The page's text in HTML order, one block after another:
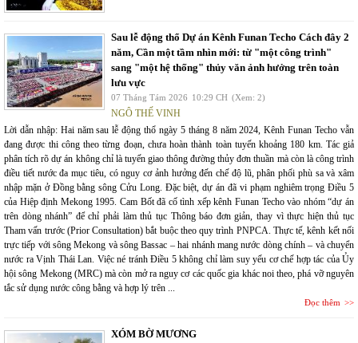
Sau lễ động thổ Dự án Kênh Funan Techo Cách đây 2
năm, Cần một tầm nhìn mới: từ "một công trình"
sang "một hệ thống" thủy văn ảnh hưởng trên toàn
lưu vực
07 Tháng Tám 2026 10:29 CH (Xem: 2)
NGÔ THẾ VINH
Lời dẫn nhập: Hai năm sau lễ động thổ ngày 5 tháng 8 năm 2024, Kênh Funan Techo vẫn
đang được thi công theo từng đoạn, chưa hoàn thành toàn tuyến khoảng 180 km. Tác giả
phân tích rõ dự án không chỉ là tuyến giao thông đường thủy đơn thuần mà còn là công trình
điều tiết nước đa mục tiêu, có nguy cơ ảnh hưởng đến chế độ lũ, phân phối phù sa và xâm
nhập mặn ở Đồng bằng sông Cửu Long. Đặc biệt, dự án đã vi phạm nghiêm trọng Điều 5
của Hiệp định Mekong 1995. Cam Bốt đã cố tình xếp kênh Funan Techo vào nhóm “dự án
trên dòng nhánh” để chỉ phải làm thủ tục Thông báo đơn giản, thay vì thực hiện thủ tục
Tham vấn trước (Prior Consultation) bắt buộc theo quy trình PNPCA. Thực tế, kênh kết nối
trực tiếp với sông Mekong và sông Bassac – hai nhánh mang nước dòng chính – và chuyển
nước ra Vịnh Thái Lan. Việc né tránh Điều 5 không chỉ làm suy yếu cơ chế hợp tác của Ủy
hội sông Mekong (MRC) mà còn mở ra nguy cơ các quốc gia khác noi theo, phá vỡ nguyên
tắc sử dụng nước công bằng và hợp lý trên ...
Đọc thêm
XÓM BỜ MƯƠNG